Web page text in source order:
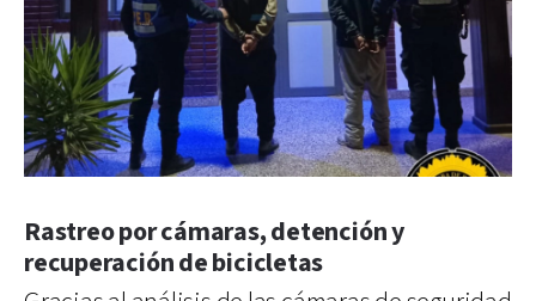
Rastreo por cámaras, detención y
recuperación de bicicletas